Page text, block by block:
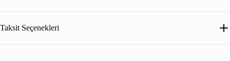
Taksit Seçenekleri